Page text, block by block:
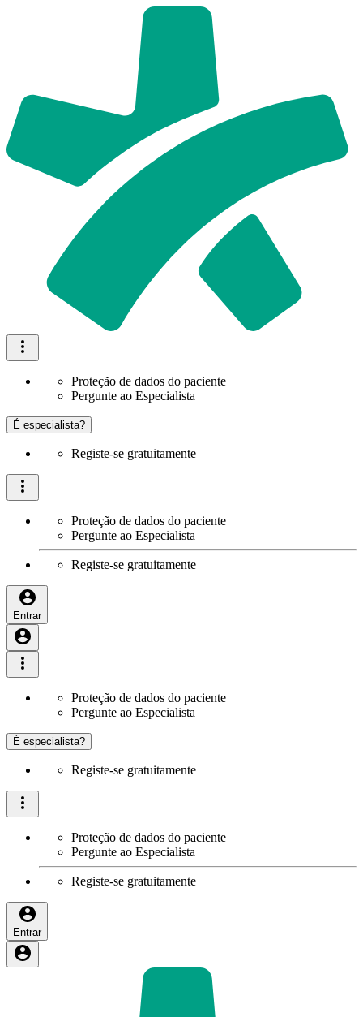
Proteção de dados do paciente
Pergunte ao Especialista
É especialista?
Registe-se gratuitamente
Proteção de dados do paciente
Pergunte ao Especialista
Registe-se gratuitamente
Entrar
Proteção de dados do paciente
Pergunte ao Especialista
É especialista?
Registe-se gratuitamente
Proteção de dados do paciente
Pergunte ao Especialista
Registe-se gratuitamente
Entrar